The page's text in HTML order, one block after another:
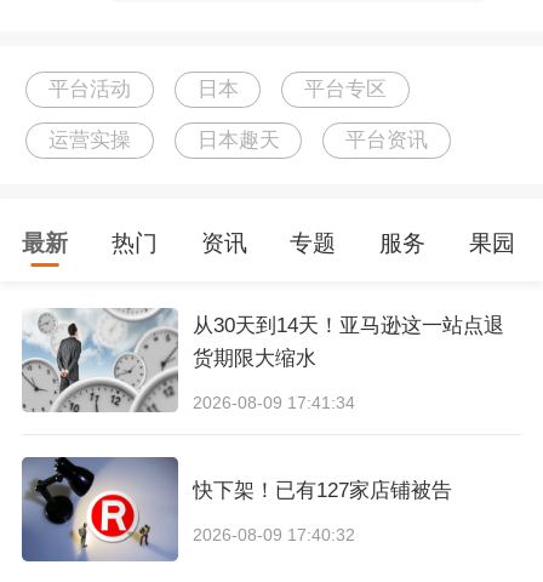
严苛评选机制：构建多维度的信任基石
取决于其背后逻辑的严密性。日本趣天MBA 通
评选，确保了结果的客观与公正：
全年度销售实绩： 统计周期跨越 2024 年 9 月 1
6 日至 2025 年 9 月 15 日。通过对销售额、评价
数量、复购率等真实数据的长周期监测，有效排
除了短期营销干扰。
平台活动 日本 平台专区
运营实操 日本趣天 平台资讯
最新 热门 资讯 专题 服务 果园
从30天到14天！亚马逊这一站点退
货期限大缩水
2026-08-09 17:41:34
快下架！已有127家店铺被告
2026-08-09 17:40:32